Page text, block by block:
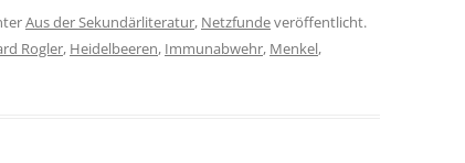
Aus der Sekundärliteratur, Netzfundeveröffentlicht.
Rogler, Heidelbeeren, Immunabwehr, Menkel,